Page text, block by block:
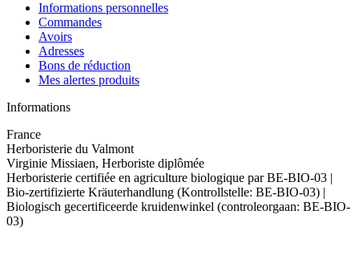
Informations personnelles
Commandes
Avoirs
Adresses
Bons de réduction
Mes alertes produits
Informations
France
Herboristerie du Valmont
Virginie Missiaen, Herboriste diplômée
Herboristerie certifiée en agriculture biologique par BE-BIO-03 |
Bio-zertifizierte Kräuterhandlung (Kontrollstelle: BE-BIO-03) |
Biologisch gecertificeerde kruidenwinkel (controleorgaan: BE-BIO-
03)